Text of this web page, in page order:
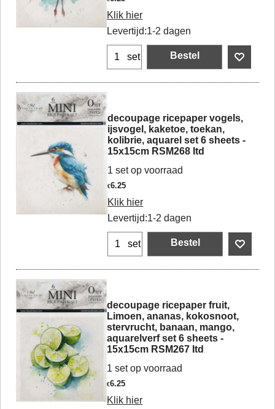
Klik hier
Levertijd:1-2 dagen
set Bestel
decoupage ricepaper vogels,
ijsvogel, kaketoe, toekan,
kolibrie, aquarel set 6 sheets -
15x15cm RSM268 Itd
1 set op voorraad
€6.25
Klik hier
Levertijd:1-2 dagen
set Bestel
decoupage ricepaper fruit,
Limoen, ananas, kokosnoot,
stervrucht, banaan, mango,
aquarelverf set 6 sheets -
15x15cm RSM267 Itd
1 set op voorraad
€6.25
Klik hier